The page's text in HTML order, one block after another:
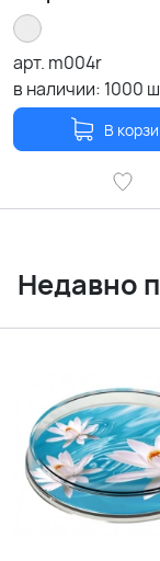
арт. m004r
в наличии: 1000
В
Недавно